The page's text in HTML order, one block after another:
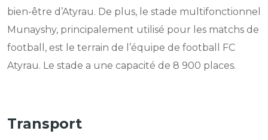
bien-être d’Atyrau. De plus, le stade multifonctionnel
Munayshy, principalement utilisé pour les matchs de
football, est le terrain de l’équipe de football FC
Atyrau. Le stade a une capacité de 8 900 places.
Transport